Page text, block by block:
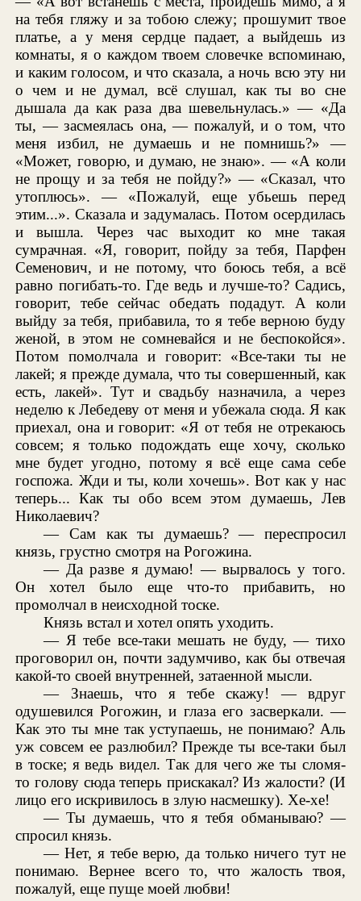
на тебя гляжу и за тобою слежу; прошумит твое
платье, а у меня сердце падает, а выйдешь из
комнаты, я о каждом твоем словечке вспоминаю,
и каким голосом, и что сказала, а ночь всю эту ни
о чем и не думал, всё слушал, как ты во сне
дышала да как раза два шевельнулась.» — «Да
ты, — засмеялась она, — пожалуй, и о том, что
меня избил, не думаешь и не помнишь?» —
«Может, говорю, и думаю, не знаю». — «А коли
не прощу и за тебя не пойду?» — «Сказал, что
утоплюсь». — «Пожалуй, еще убьешь перед
этим...». Сказала и задумалась. Потом осердилась
и вышла. Через час выходит ко мне такая
сумрачная. «Я, говорит, пойду за тебя, Парфен
Семенович, и не потому, что боюсь тебя, а всё
равно погибать-то. Где ведь и лучше-то? Садись,
говорит, тебе сейчас обедать подадут. А коли
выйду за тебя, прибавила, то я тебе верною буду
женой, в этом не сомневайся и не беспокойся».
Потом помолчала и говорит: «Все-таки ты не
лакей; я прежде думала, что ты совершенный, как
есть, лакей». Тут и свадьбу назначила, а через
неделю к Лебедеву от меня и убежала сюда. Я как
приехал, она и говорит: «Я от тебя не отрекаюсь
совсем; я только подождать еще хочу, сколько
мне будет угодно, потому я всё еще сама себе
госпожа. Жди и ты, коли хочешь». Вот как у нас
теперь... Как ты обо всем этом думаешь, Лев
Николаевич?
— Сам как ты думаешь? — переспросил
князь, грустно смотря на Рогожина.
— Да разве я думаю! — вырвалось у того.
Он хотел было еще что-то прибавить, но
промолчал в неисходной тоске.
Князь встал и хотел опять уходить.
— Я тебе все-таки мешать не буду, — тихо
проговорил он, почти задумчиво, как бы отвечая
какой-то своей внутренней, затаенной мысли.
— Знаешь, что я тебе скажу! — вдруг
одушевился Рогожин, и глаза его засверкали. —
Как это ты мне так уступаешь, не понимаю? Аль
уж совсем ее разлюбил? Прежде ты все-таки был
в тоске; я ведь видел. Так для чего же ты сломя-
то голову сюда теперь прискакал? Из жалости? (И
лицо его искривилось в злую насмешку). Хе-хе!
— Ты думаешь, что я тебя обманываю? —
спросил князь.
— Нет, я тебе верю, да только ничего тут не
понимаю. Вернее всего то, что жалость твоя,
пожалуй, еще пуще моей любви!